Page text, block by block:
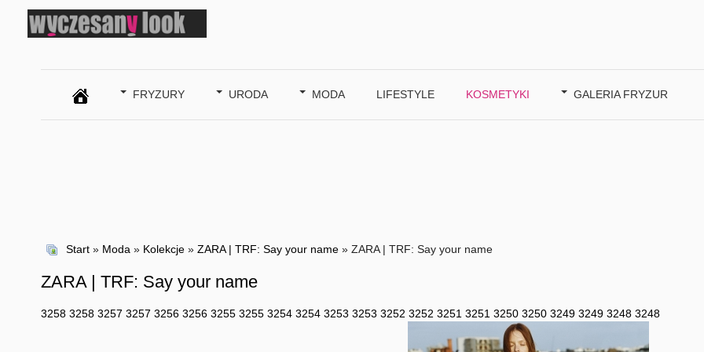
SZUKAJ
FRYZURY URODA MODA LIFESTYLE KOSMETYKI GALERIA FRYZUR
Start » Moda » Kolekcje » ZARA | TRF: Say your name » ZARA | TRF: Say your name
ZARA | TRF: Say your name
3258 3258 3257 3257 3256 3256 3255 3255 3254 3254 3253 3253 3252 3252 3251 3251 3250 3250 3249 3249 3248 3248